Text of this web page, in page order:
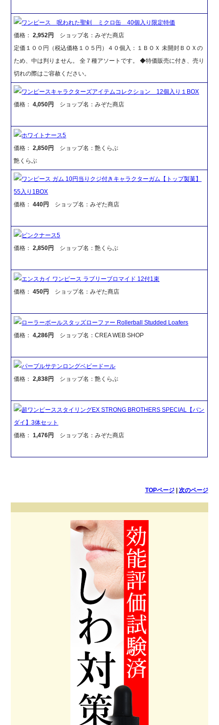
ワンピース 呪われた聖剣 ミクロ缶 40個入り限定特価
価格：2,952円
ショップ名：みぞた商店
定価１００円（税込価格１０５円）４０個入：１ＢＯＸ 未開封ＢＯＸの
ため、中は判りません。 全７種アソートです。 ◆特価販売に付き、売り
切れの際はご容赦ください。
ワンピースキャラクターズアイテムコレクション 12個入り１BOX
価格：4,050円 ショップ名：みぞた商店
ホワイトナース5
価格：2,850円
ショップ名：艶くらぶ
艶くらぶ
ワンピース ガム 10円当りクジ付きキャラクターガム【トップ製菓】
55入り1BOX
価格：440円 ショップ名：みぞた商店
ピンクナース5
価格：2,850円 ショップ名：艶くらぶ
エンスカイ ワンピース ラブリーブロマイド 12付1束
価格：450円 ショップ名：みぞた商店
ローラーボールスタッズローファー Rollerball Studded Loafers
価格：4,286円 ショップ名：CREA WEB SHOP
パープルサテンロングベビードール
価格：2,838円 ショップ名：艶くらぶ
超ワンピーススタイリングEX STRONG BROTHERS SPECIAL【バン
ダイ】3体セット
価格：1,476円 ショップ名：みぞた商店
TOPページ| 次のページ